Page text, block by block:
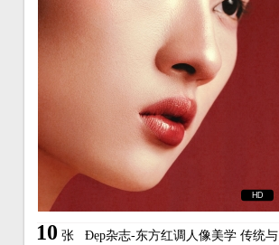
HD
10 张Đẹp杂志-东方红调人像美学 传统与